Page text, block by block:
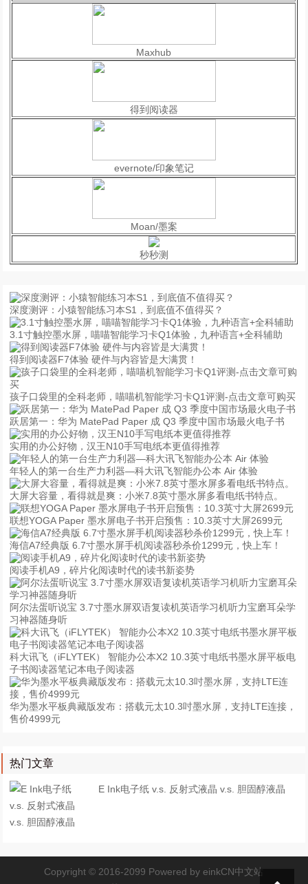
Maxhub
得到阅读器
evernote/印象笔记
Moan/墨案
秒秒测
深度测评：小猿智能练习本S1，到底值不值得买？
3.1寸触控墨水屏，喵喵智能学习卡Q1体验，九种语言+全科辅助
得到阅读器F7体验 硬件与内容皆是大满贯！
孩子口袋里的全科老师，喵喵机智能学习卡Q1评测-点击文章可购买
跃居第一：华为 MatePad Paper 成 Q3 季度中国市场最火电子书
实用的办公好物，汉王N10手写电纸本更值得推荐
年轻人的第一台生产力利器—科大讯飞智能办公本 Air 体验
大屏大容量，看得就是爽：小米7.8英寸墨水屏多看电纸书特点。
联想YOGA Paper 墨水屏电子书开启预售：10.3英寸大屏2699元
海信A7经典版 6.7寸墨水屏手机阅读器秒杀价1299元，快上车！
阅读手机A9，碎片化阅读时代的读书新姿势
阿尔法蛋听说宝 3.7寸墨水屏双语复读机英语学习机听力宝磨耳朵学
习神器随身听
科大讯飞（iFLYTEK） 智能办公本X2 10.3英寸电纸书墨水屏平板电
子书阅读器笔记本电子阅读器
华为墨水平板典藏版发布：搭载元太10.3吋墨水屏，支持LTE连接，
售价4999元
热门文章
E Ink电子纸 v.s. 反射式液晶 v.s. 胆固醇液晶
Copyright © 2016-2099 Powered byeinkCN中文站